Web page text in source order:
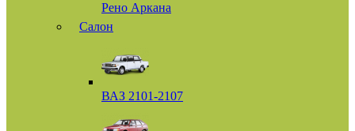
Рено Аркана
Салон
ВАЗ 2101-2107